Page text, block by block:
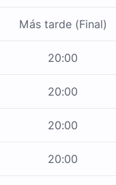
Más tarde (Final)
20:00
20:00
20:00
20:00